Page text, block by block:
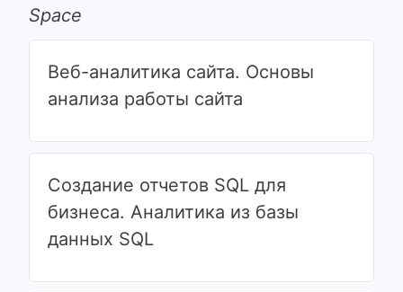
Space
Веб-аналитика сайта. Основы
анализа работы сайта
Создание отчетов SQL для
бизнеса. Аналитика из базы
данных SQL